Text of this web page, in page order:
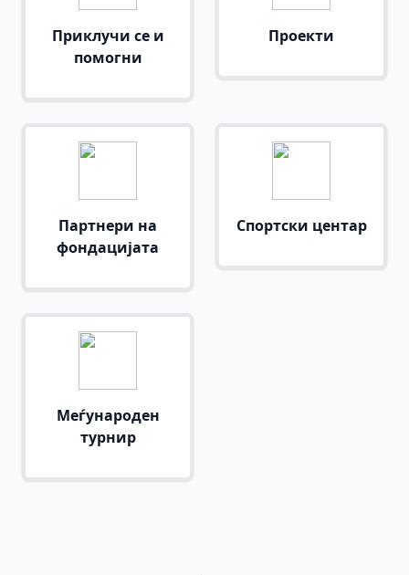
Приклучи се и
помогни
Проекти
Партнери на
фондацијата
Спортски центар
Меѓународен
турнир